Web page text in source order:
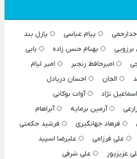
پیام عباسی
پازل بند
برزویی بهنام حسن زاده
بابی
امیرحافظ رنجبر
امیر لیام
الجان
احسان دریادل
نژاد
آوات بوکانی
آرمین برمایه
آبراهام
فرهاد جهانگیری
فرشید حکمتی
علی فرزامی
علیرضا اسپید
عزیزپور
علی شرفی